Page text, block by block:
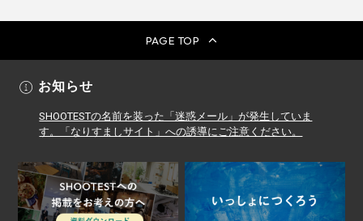
PAGE TOP
お知らせ
SHOOTESTの名前を装った「迷惑メール」が発生していま
す。「なりすましサイト」への誘導にご注意ください。